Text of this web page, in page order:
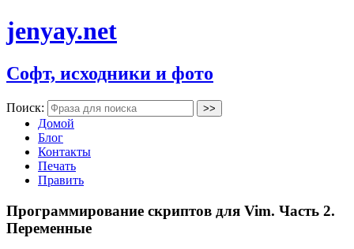
jenyay.net
Софт, исходники и фото
Поиск:
Домой
Блог
Контакты
Печать
Править
Программирование скриптов для Vim. Часть 2.
Переменные